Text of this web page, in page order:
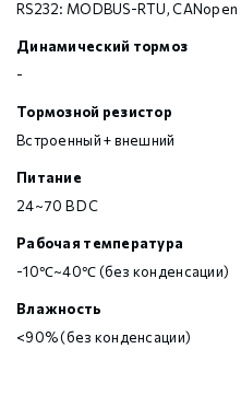
RS232: MODBUS-RTU, CANopen
Динамический тормоз
-
Тормозной резистор
Встроенный + внешний
Питание
24~70 В DC
Рабочая температура
-10℃~40℃ (без конденсации)
Влажность
<90% (без конденсации)